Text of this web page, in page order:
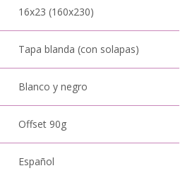
16x23 (160x230)
Tapa blanda (con solapas)
Blanco y negro
Offset 90g
Español